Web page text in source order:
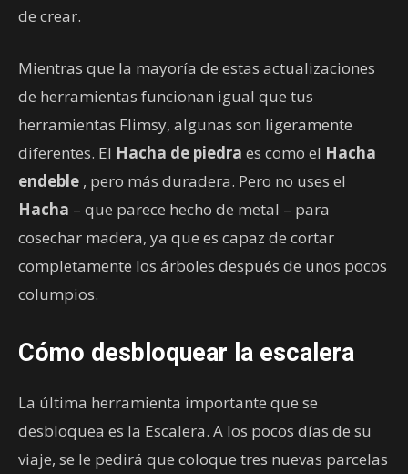
de crear.
Mientras que la mayoría de estas actualizaciones
de herramientas funcionan igual que tus
herramientas Flimsy, algunas son ligeramente
diferentes. El Hacha de piedra es como el Hacha
endeble , pero más duradera. Pero no uses el
Hacha – que parece hecho de metal – para
cosechar madera, ya que es capaz de cortar
completamente los árboles después de unos pocos
columpios.
Cómo desbloquear la escalera
La última herramienta importante que se
desbloquea es la Escalera. A los pocos días de su
viaje, se le pedirá que coloque tres nuevas parcelas